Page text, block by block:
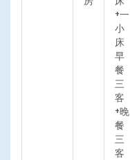
+一
小
床
早
餐
三
客
+晚
餐
三
客